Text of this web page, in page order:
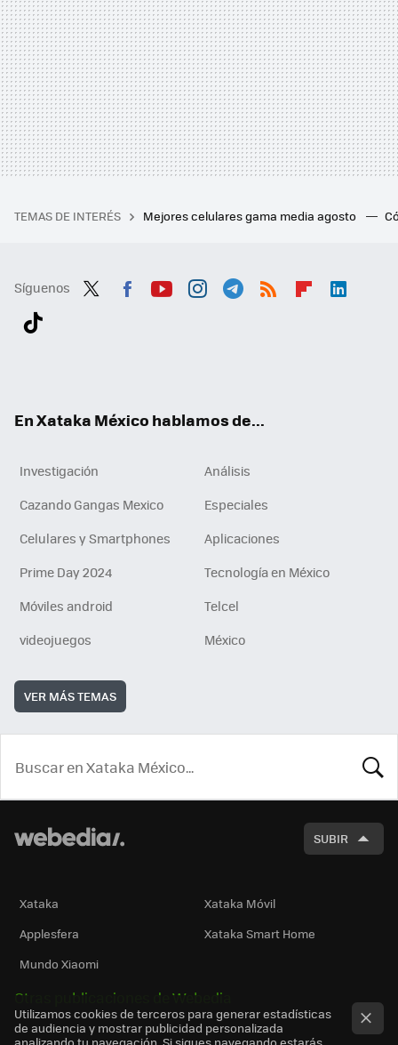
TEMAS DE INTERÉS Mejores celulares gama media agosto
Síguenos
En Xataka México hablamos de...
Investigación
Análisis
Cazando Gangas Mexico
Especiales
Celulares y Smartphones
Aplicaciones
Prime Day 2024
Tecnología en México
Móviles android
Telcel
videojuegos
México
VER MÁS TEMAS
SUBIR
Xataka
Xataka Móvil
Applesfera
Xataka Smart Home
Mundo Xiaomi
Otras publicaciones de Webedia
Utilizamos cookies de terceros para generar estadísticas
de audiencia y mostrar publicidad personalizada